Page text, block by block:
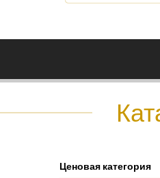
Ценовая категория